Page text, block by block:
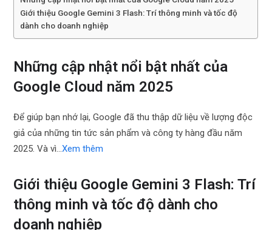
Giới thiệu Google Gemini 3 Flash: Trí thông minh và tốc độ
dành cho doanh nghiệp
Những cập nhật nổi bật nhất của
Google Cloud năm 2025
Để giúp bạn nhớ lại, Google đã thu thập dữ liệu về lượng độc
giả của những tin tức sản phẩm và công ty hàng đầu năm
2025. Và vì…Xem thêm
Giới thiệu Google Gemini 3 Flash: Trí
thông minh và tốc độ dành cho
doanh nghiệp